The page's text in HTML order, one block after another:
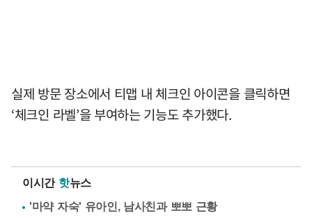
실제 방문 장소에서 티맵 내 체크인 아이콘을 클릭하면
‘체크인 라벨’을 부여하는 기능도 추가했다.
이시간 핫뉴스
'마약 자숙' 유아인, 남사친과 뽀뽀 근황